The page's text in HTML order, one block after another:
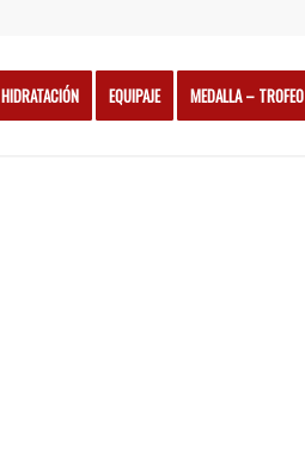
HIDRATACIÓN EQUIPAJE MEDALLA – TROFEO